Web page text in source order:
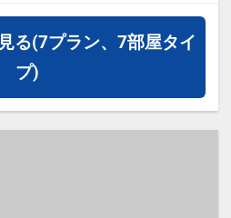
エストがある場合は、
へのメッセージ」に
い。
答になります。ご希望
る(7プラン、7部屋タイ
プ)